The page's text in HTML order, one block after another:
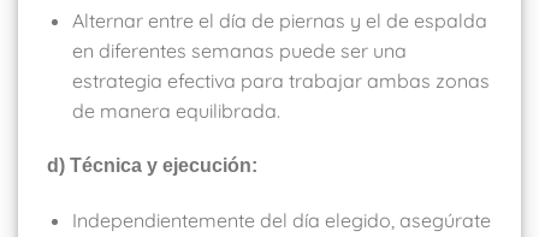
Alternar entre el día de piernas y el de espalda
en diferentes semanas puede ser una
estrategia efectiva para trabajar ambas zonas
de manera equilibrada.
d) Técnica y ejecución:
Independientemente del día elegido, asegúrate